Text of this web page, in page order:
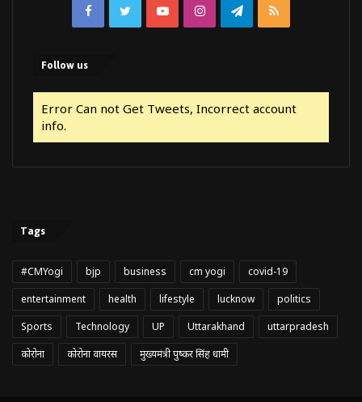
FacebookTwitterYouTubeInstagramTelegram
RSS
Follow us
Error Can not Get Tweets, Incorrect account
info.
Tags
#CMYogi bjp business cm yogi
covid-19
entertainment
health lifestyle lucknow
politics
Sports
Technology UP Uttarakhand
uttarpradesh
कोरोना
कोरोना वायरस मुख्यमंत्री पुष्कर सिंह धामी